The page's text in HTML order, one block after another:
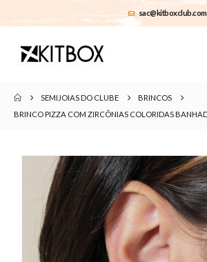
SEMIJOIAS DO CLUBE
BRINCOS
BRINCO PIZZA COM ZIRCÔNIAS COLORIDAS